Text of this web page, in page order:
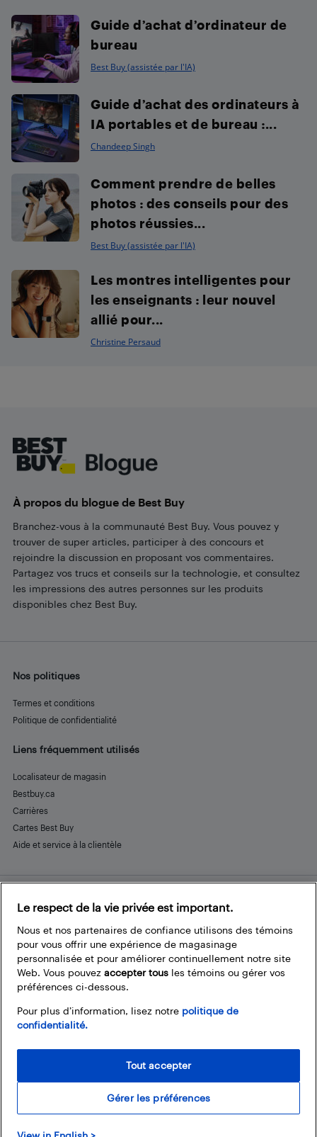
Guide d’achat d’ordinateur de
bureau
Best Buy (assistée par l'IA)
Guide d’achat des ordinateurs à
IA portables et de bureau :...
Chandeep Singh
Comment prendre de belles
photos : des conseils pour des
photos réussies...
Best Buy (assistée par l'IA)
Les montres intelligentes pour
les enseignants : leur nouvel
allié pour...
Christine Persaud
À propos du blogue de Best Buy
Branchez-vous à la communauté Best Buy. Vous pouvez y
trouver de super articles, participer à des concours et
rejoindre la discussion en proposant vos commentaires.
Partagez vos trucs et conseils sur la technologie, et consultez
les impressions des autres personnes sur les produits
disponibles chez Best Buy.
Nos politiques
Termes et conditions
Politique de confidentialité
Liens fréquemment utilisés
Localisateur de magasin
Bestbuy.ca
Carrières
Cartes Best Buy
Aide et service à la clientèle
Restez connecté
FacebookInstagram
PinterestLinkedInYouTube
© 2026 Magasins Best Buy Canada Ltée. Tout droits réservés. Pour usage
Le respect de la vie privée est important.
Nous et nos partenaires de confiance utilisons des témoins
pour vous offrir une expérience de magasinage
personnalisée et pour améliorer continuellement notre site
Web. Vous pouvez accepter tous les témoins ou gérer vos
préférences ci-dessous.
Pour plus d’information, lisez notre politique de
confidentialité.
Gérer les préférences
Tout accepter